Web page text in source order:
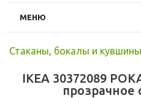
МЕНЮ
Стаканы, бокалы и кувшины
IKEA 30372089
прозрачное